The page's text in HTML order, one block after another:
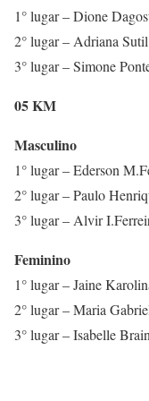
1° lugar – Dione
2° lugar – Adriana
3° lugar – Simone
05 KM
Masculino
1° lugar – Ederson
2° lugar – Paulo
3° lugar – Alvir
Feminino
1° lugar – Jaine
2° lugar – Maria
3° lugar – Isabelle